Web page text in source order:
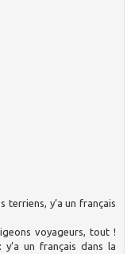
terriens, y’a un français
voyageurs, tout !
un français dans la